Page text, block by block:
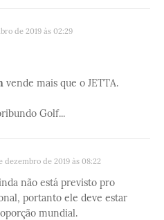
de 2019 às 02:29
vende mais que o JETTA.
Golf...
dezembro de 2019 às 08:22
não está previsto pro
portanto ele deve estar
mundial.